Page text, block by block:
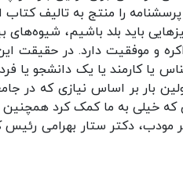
را منتج به تالیف کتاب
باید بلد باشیم، شیوه‌های
و موفقیت دارد. در حقیقت
یا کارمند یا یک دانشجو یا
بار بر اساس نیازی که در
خیلی به ما کمک کرد همچنین
دکتر ستار بهرامی رئیس